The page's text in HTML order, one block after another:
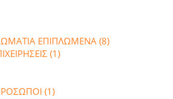
ΕΠΙΠΛΩΜΕΝΑ (8)
(1)
(1)